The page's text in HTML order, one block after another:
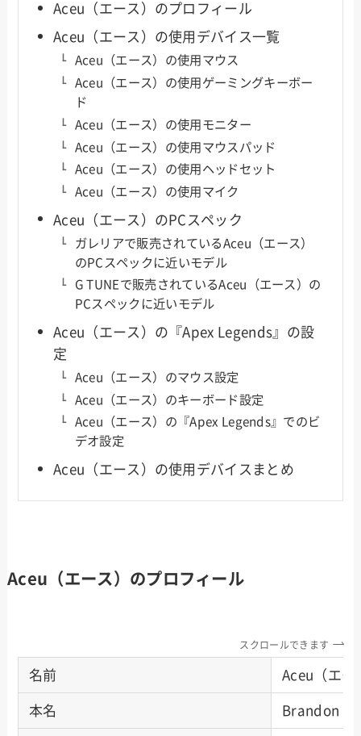
Aceu（エース）のプロフィール
Aceu（エース）の使用デバイス一覧
Aceu（エース）の使用マウス
Aceu（エース）の使用ゲーミングキーボー
ド
Aceu（エース）の使用モニター
Aceu（エース）の使用マウスパッド
Aceu（エース）の使用ヘッドセット
Aceu（エース）の使用マイク
Aceu（エース）のPCスペック
ガレリアで販売されているAceu（エース）
のPCスペックに近いモデル
G TUNEで販売されているAceu（エース）の
PCスペックに近いモデル
Aceu（エース）の『Apex Legends』の設
定
Aceu（エース）のマウス設定
Aceu（エース）のキーボード設定
Aceu（エース）の『Apex Legends』でのビ
デオ設定
Aceu（エース）の使用デバイスまとめ
Aceu（エース）のプロフィール
スクロールできます
名前 Aceu（エー
本名 Brandon